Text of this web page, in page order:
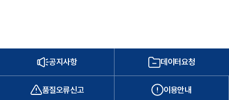
공지사항 데이터요청
품질오류신고 이용안내